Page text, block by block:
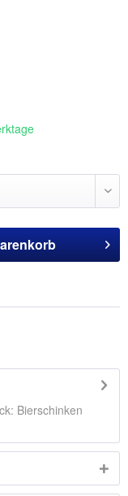
Bierschinken